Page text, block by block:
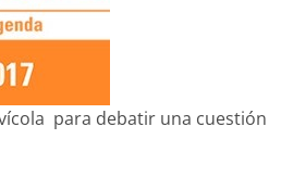
para debatir una cuestión